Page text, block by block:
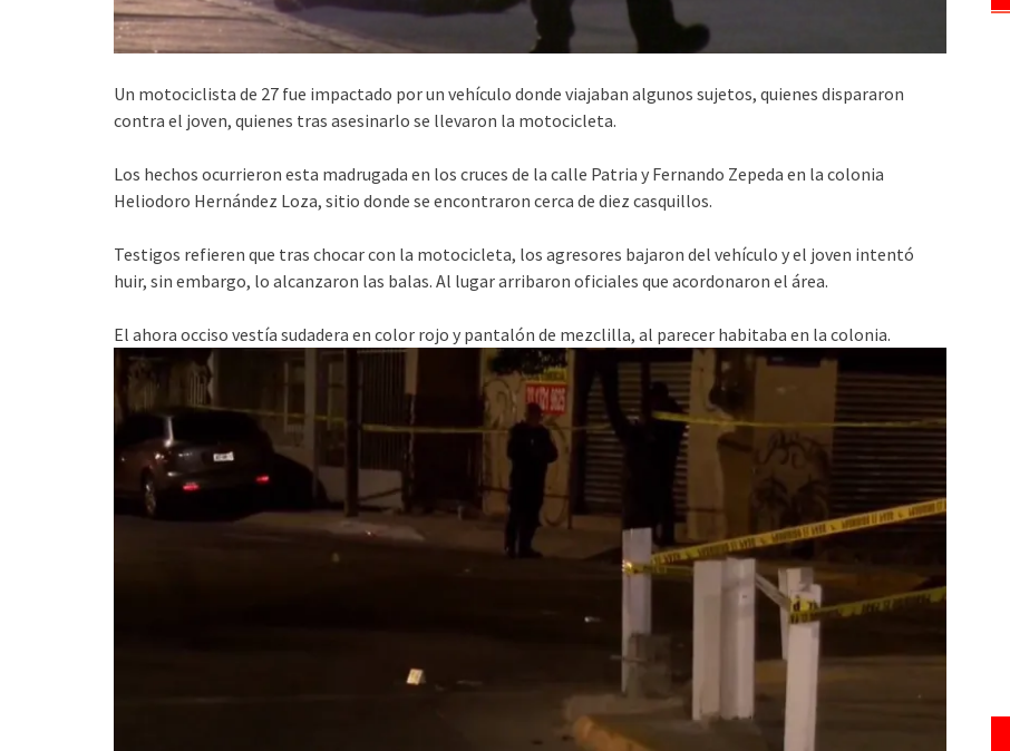
Un motociclista de 27 fue impactado por un vehículo donde viajaban algunos sujetos, quienes dispararon
contra el joven, quienes tras asesinarlo se llevaron la motocicleta.
Los hechos ocurrieron esta madrugada en los cruces de la calle Patria y Fernando Zepeda en la colonia
Heliodoro Hernández Loza, sitio donde se encontraron cerca de diez casquillos.
Testigos refieren que tras chocar con la motocicleta, los agresores bajaron del vehículo y el joven intentó
huir, sin embargo, lo alcanzaron las balas. Al lugar arribaron oficiales que acordonaron el área.
El ahora occiso vestía sudadera en color rojo y pantalón de mezclilla, al parecer habitaba en la colonia.